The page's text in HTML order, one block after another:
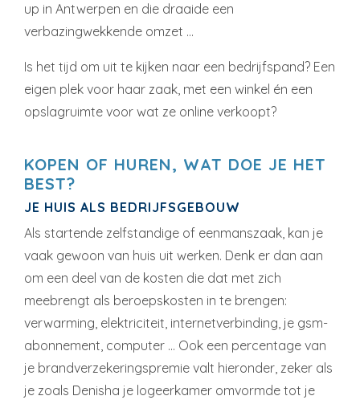
up in Antwerpen en die draaide een
verbazingwekkende omzet …
Is het tijd om uit te kijken naar een bedrijfspand? Een
eigen plek voor haar zaak, met een winkel én een
opslagruimte voor wat ze online verkoopt?
KOPEN OF HUREN, WAT DOE JE HET
BEST?
JE HUIS ALS BEDRIJFSGEBOUW
Als startende zelfstandige of eenmanszaak, kan je
vaak gewoon van huis uit werken. Denk er dan aan
om een deel van de kosten die dat met zich
meebrengt als beroepskosten in te brengen:
verwarming, elektriciteit, internetverbinding, je gsm-
abonnement, computer … Ook een percentage van
je brandverzekeringspremie valt hieronder, zeker als
je zoals Denisha je logeerkamer omvormde tot je